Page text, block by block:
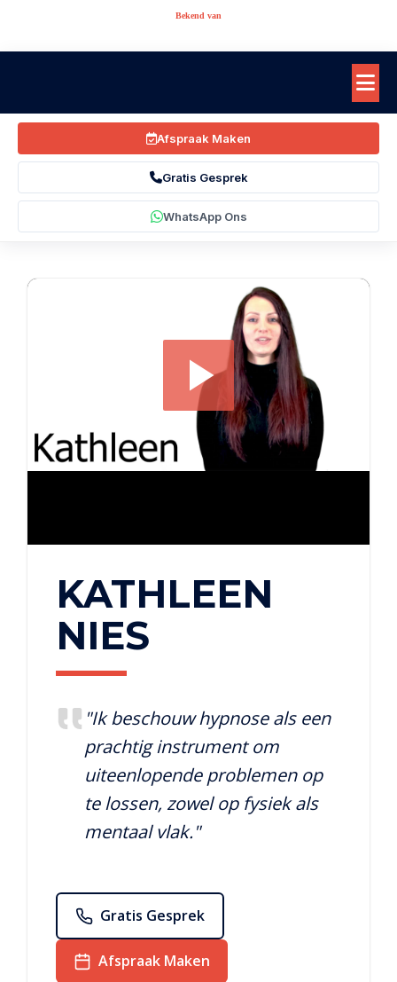
Bekend van
Afspraak Maken
Gratis Gesprek
WhatsApp Ons
KATHLEEN
NIES
"Ik beschouw hypnose als een
prachtig instrument om
uiteenlopende problemen op
te lossen, zowel op fysiek als
mentaal vlak."
Gratis Gesprek
Afspraak Maken